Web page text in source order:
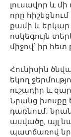
լուսավոր և
որը
քամի և
ոսկեգույն
միջով՝ իր հետ
Հունիսին
եկող
ուշադիր և
Նրանց խոսքը
դառնում․
ասվածը, այլ
պատճառով